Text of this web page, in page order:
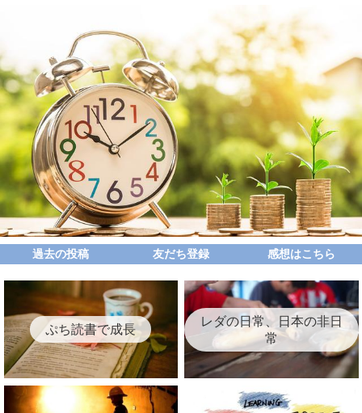
過去の投稿 友だち登録 感想はこちら
ぷち読書で成長
レダの日常、日本の非日
常